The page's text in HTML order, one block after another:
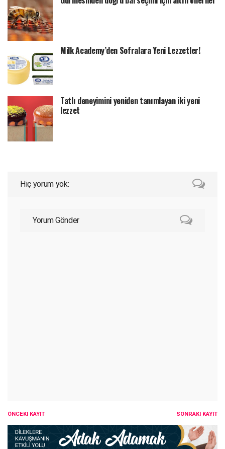
Milk Academy’den Sofralara Yeni Lezzetler!
Tatlı deneyimini yeniden tanımlayan iki yeni
lezzet
Hiç yorum yok:
Yorum Gönder
SONRAKI KAYIT
ÖNCEKI KAYIT